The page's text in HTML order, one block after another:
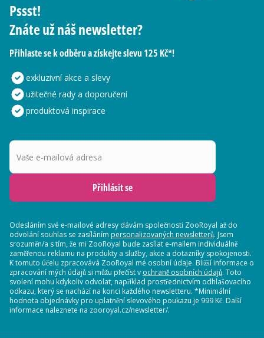
Pssst!
Znáte už náš newsletter?
Přihlaste se k odběru a získejte slevu 125 Kč*!
exkluzivní akce a slevy
užitečné rady a doporučení
produktová inspirace
Vaše e-mailová adresa
Přihlásit se
Odesláním své e-mailové adresy dávám společnosti ZooRoyal až do
odvolání souhlas se zasíláním personalizovaných newsletterů. Jsem
srozuměn/a s tím, že mi ZooRoyal bude zasílat e-mailem individuálně
zaměřenou reklamu na produkty a služby, akce a dotazníky spokojenosti.
K tomuto účelu zpracovává ZooRoyal mé osobní údaje. Bližší informace o
zpracování mých údajů si můžu přečíst v ochraně osobních údajů. Toto
svolení mohu kdykoliv odvolat, například prostřednictvím odhlašovacího
odkazu, který se nachází na konci každého newsletteru. *Minimální
hodnota objednávky pro uplatnění slevového poukazu je 999 Kč. Další
informace naleznete na zooroyal.cz/newsletter/.